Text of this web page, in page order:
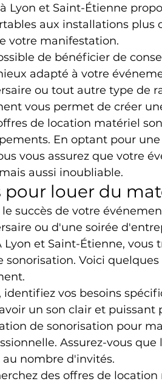
Lyon et Saint-Étienne
aux installations plus
votre manifestation.
de bénéficier de
adapté à votre
ou tout autre type de
vous permet de créer
de location matériel
En optant pour
vous assurez que votre
aussi inoubliable.
pour louer du
le succès de votre
ou d'une soirée
Lyon et Saint-Étienne,
sonorisation. Voici
identifiez vos besoins
un son clair et puissant
de sonorisation pour
Assurez-vous
nombre d'invités.
des offres de